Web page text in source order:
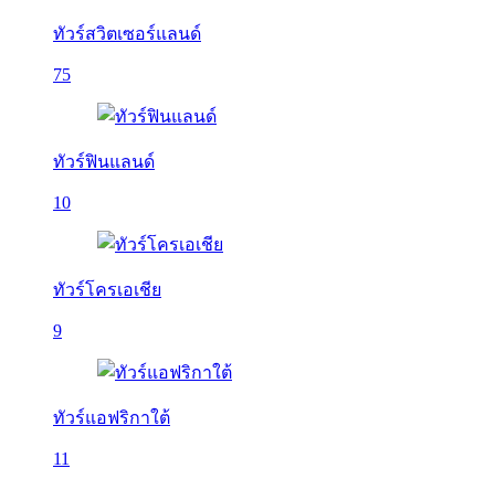
ทัวร์สวิตเซอร์แลนด์
75
ทัวร์ฟินแลนด์
10
ทัวร์โครเอเชีย
9
ทัวร์แอฟริกาใต้
11